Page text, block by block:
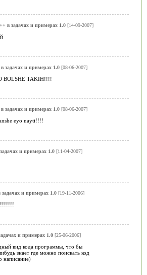
в задачах и примерах 1.0[14-09-2007]
задачах и примерах 1.0[08-06-2007]
BOLSHE TAKIH!!!!
задачах и примерах 1.0[08-06-2007]
eyo nayti!!!!
и примерах 1.0[11-04-2007]
задачах и примерах 1.0[19-11-2006]
и примерах 1.0[25-06-2006]
вид кода программы, что бы
знает где можно поискать код
написание)